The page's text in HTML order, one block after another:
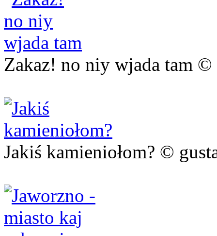
Zakaz! no niy wjada tam ©
Jakiś kamieniołom? ©